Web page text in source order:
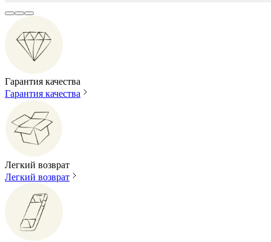
Гарантия качества
Гарантия качества
Легкий возврат
Легкий возврат